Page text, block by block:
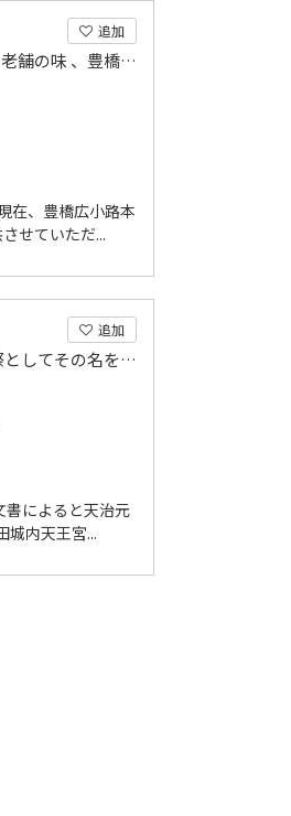
追加
豊橋市蒲郡市で手打ちうどんとそばのおいしい店。老舗の味 、豊橋カレーうどんもあります。
在、豊橋広小路本
せていただ...
追加
「手筒花火発祥の地」 吉田神社の例祭は豊橋祇園祭としてその名を知られる
書によると天治元
城内天王宮...